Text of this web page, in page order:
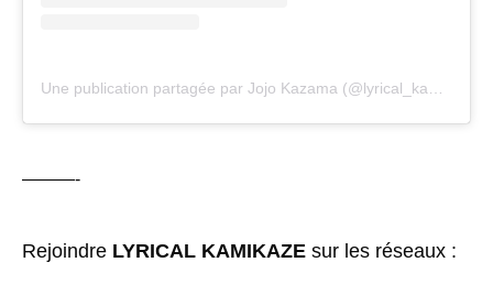
Une publication partagée par Jojo Kazama (@lyrical_kamikaze_officiel)
———-
Rejoindre LYRICAL KAMIKAZE sur les réseaux :